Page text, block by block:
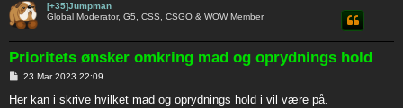
[+35]Jumpman
Global Moderator, G5, CSS, CSGO & WOW Member
Prioritets ønsker omkring mad og oprydnings hold
P
s
23 Mar 2023 22:09
Her kan i skrive hvilket mad og oprydnings hold i vil være på.